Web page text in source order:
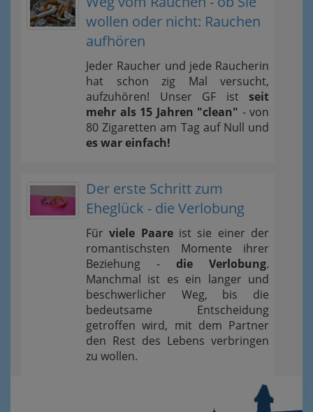
wollen oder nicht: Rauchen
aufhören
Jeder Raucher und jede Raucherin
hat schon zig Mal versucht,
aufzuhören! Unser GF ist seit
mehr als 15 Jahren "clean" - von
80 Zigaretten am Tag auf Null und
es war einfach!
Der erste Schritt zum
Eheglück - die Verlobung
Fürviele Paareist sie einer der
romantischsten Momente ihrer
Beziehung - die Verlobung.
Manchmal ist es ein langer und
beschwerlicher Weg, bis die
bedeutsame Entscheidung
getroffen wird, mit dem Partner
den Rest des Lebens verbringen
zu wollen.